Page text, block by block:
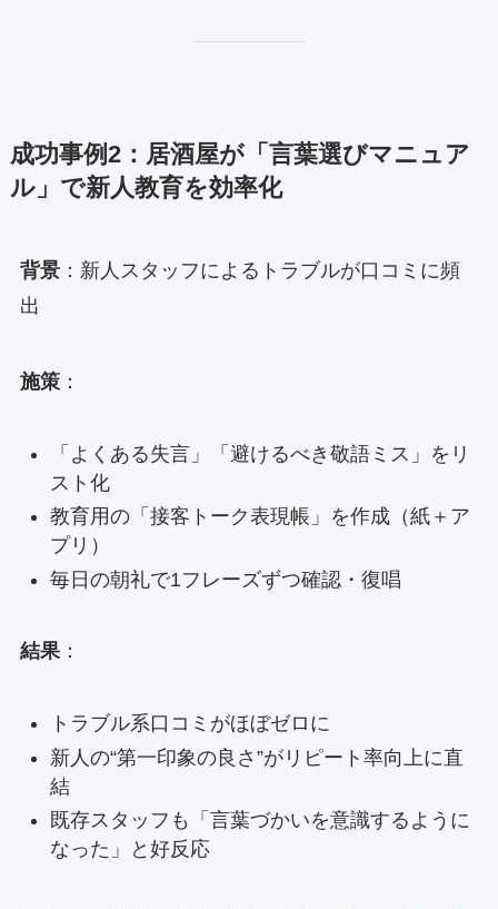
成功事例2：居酒屋が「言葉選びマニュア
ル」で新人教育を効率化
背景：新人スタッフによるトラブルが口コミに頻
出
施策：
「よくある失言」「避けるべき敬語ミス」をリ
スト化
教育用の「接客トーク表現帳」を作成（紙＋ア
プリ）
毎日の朝礼で1フレーズずつ確認・復唱
結果：
トラブル系口コミがほぼゼロに
新人の“第一印象の良さ”がリピート率向上に直
結
既存スタッフも「言葉づかいを意識するように
なった」と好反応